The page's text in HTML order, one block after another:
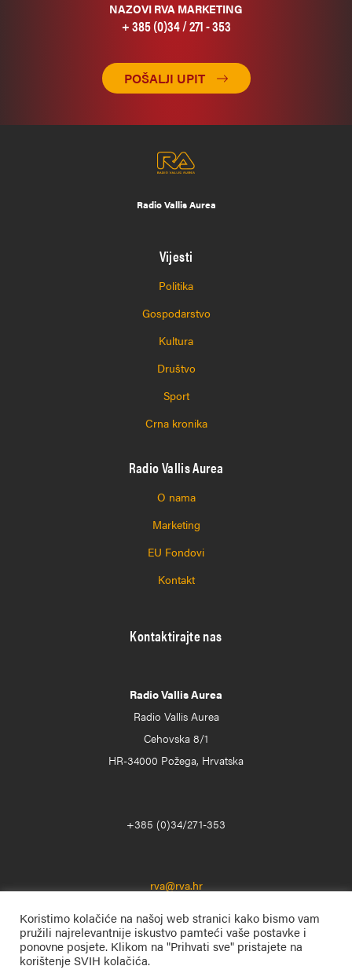
NAZOVI RVA MARKETING
+ 385 (0)34 / 271 - 353
POŠALJI UPIT
Radio Vallis Aurea
Vijesti
Politika
Gospodarstvo
Kultura
Društvo
Sport
Crna kronika
Radio Vallis Aurea
O nama
Marketing
EU Fondovi
Kontakt
Kontaktirajte nas
Radio Vallis Aurea
Radio Vallis Aurea
Cehovska 8/1
HR-34000 Požega, Hrvatska
+385 (0)34/271-353
rva@rva.hr
Koristimo kolačiće na našoj web stranici kako bismo vam
pružili najrelevantnije iskustvo pamteći vaše postavke i
ponovne posjete. Klikom na "Prihvati sve" pristajete na
korištenje SVIH kolačića.